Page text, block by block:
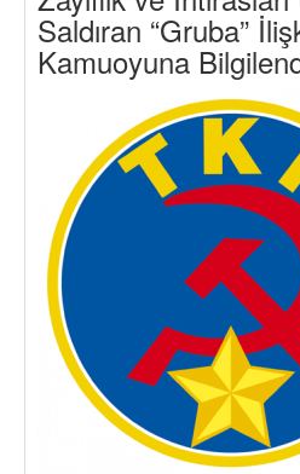
Saldıran “Gruba”
Kamuoyuna